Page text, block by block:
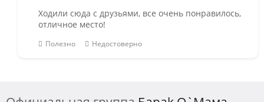
Ходили сюда с друзьями, все очень понравилось,
отличное место!
Полезно Недостоверно